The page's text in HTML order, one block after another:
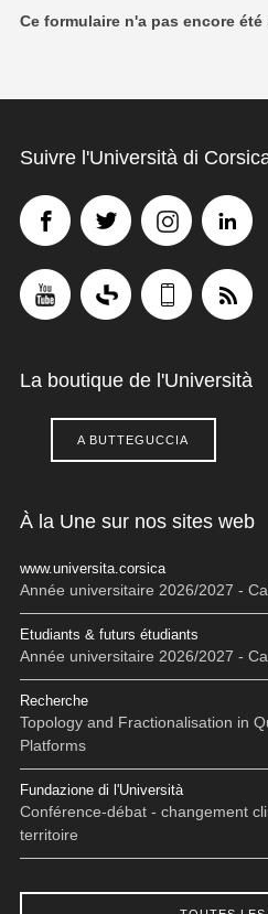
Ce formulaire n'a pas encore été
Suivre l'Università di
La boutique de l'Università
A BUTTEGUCCIA
À la Une sur nos sites web
www.universita.corsica
Année universitaire 2026/2027 -
Etudiants & futurs étudiants
Année universitaire 2026/2027 -
Recherche
Topology and Fractionalisation in
Platforms
Fundazione di l'Università
Conférence-débat - changement
territoire